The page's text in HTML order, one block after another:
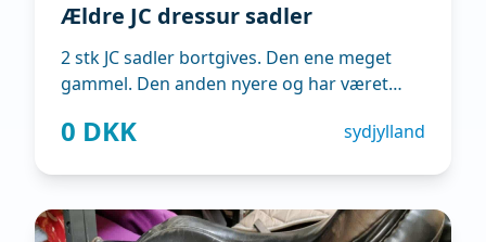
Ældre JC dressur sadler
2 stk JC sadler bortgives. Den ene meget
gammel. Den anden nyere og har været
0 DKK sydjylland